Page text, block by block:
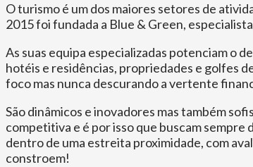
O turismo é um dos maiores setores de
2015 foi fundada a Blue & Green,
As suas equipa especializadas potenciam o
hotéis e residências, propriedades e golfes
foco mas nunca descurando a vertente
São dinâmicos e inovadores mas também
competitiva e é por isso que buscam
dentro de uma estreita proximidade, com
constroem!